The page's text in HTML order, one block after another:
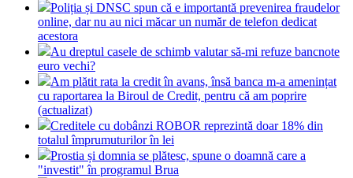
Poliția și DNSC spun că e importantă prevenirea fraudelor
online, dar nu au nici măcar un număr de telefon dedicat
acestora
Au dreptul casele de schimb valutar să-mi refuze bancnote
euro vechi?
Am plătit rata la credit în avans, însă banca m-a amenințat
cu raportarea la Biroul de Credit, pentru că am poprire
(actualizat)
Creditele cu dobânzi ROBOR reprezintă doar 18% din
totalul împrumuturilor în lei
Prostia și domnia se plătesc, spune o doamnă care a
"investit" în programul Brua